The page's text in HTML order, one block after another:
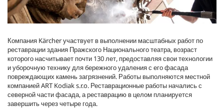
Компания Kärcher участвует в выполнении масштабных работ по
реставрации здания Пражского Национального театра, возраст
которого насчитывает почти 130 лет, предоставляя свои технологии
и уборочную технику для бережного удаления с его фасада
повреждающих камень загрязнений. Работы выполняются местной
компанией ART Kodiak s.r.o. Реставрационные работы начались с
северной части фасада, а реставрацию в целом планируется
завершить через четыре года.